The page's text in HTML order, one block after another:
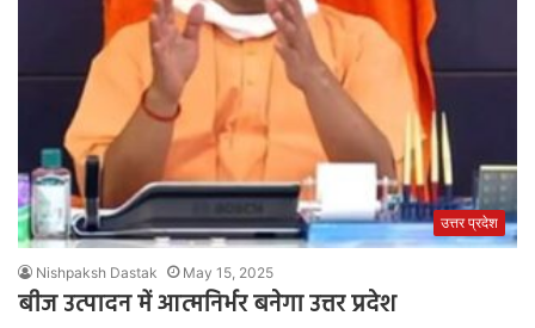
उत्तर प्रदेश
Nishpaksh Dastak May 15, 2025
बीज उत्पादन में आत्मनिर्भर बनेगा उत्तर प्रदेश